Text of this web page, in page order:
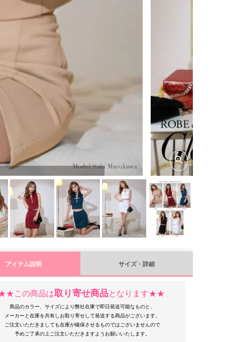
アイテム説明 サイズ・詳細
この商品は取り寄せ商品となります★★
商品のカラー、サイズにより弊社在庫で即日発送可能なものと、
メーカーと在庫を共有しお取り寄せして発送する商品がございます。
ご注文いただきましても在庫が確保させるものではございませんので